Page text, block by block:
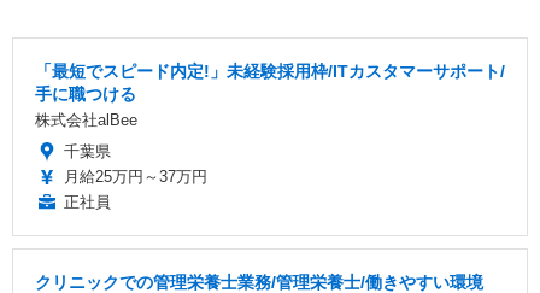
「最短でスピード内定!」未経験採用枠/ITカスタマーサポート/
手に職つける
株式会社alBee
千葉県
月給25万円～37万円
正社員
クリニックでの管理栄養士業務/管理栄養士/働きやすい環境